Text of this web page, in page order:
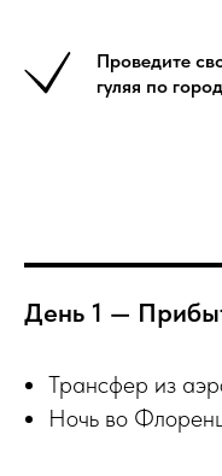
Проведите
гуляя по
День 1 —
Трансфер из
Ночь во